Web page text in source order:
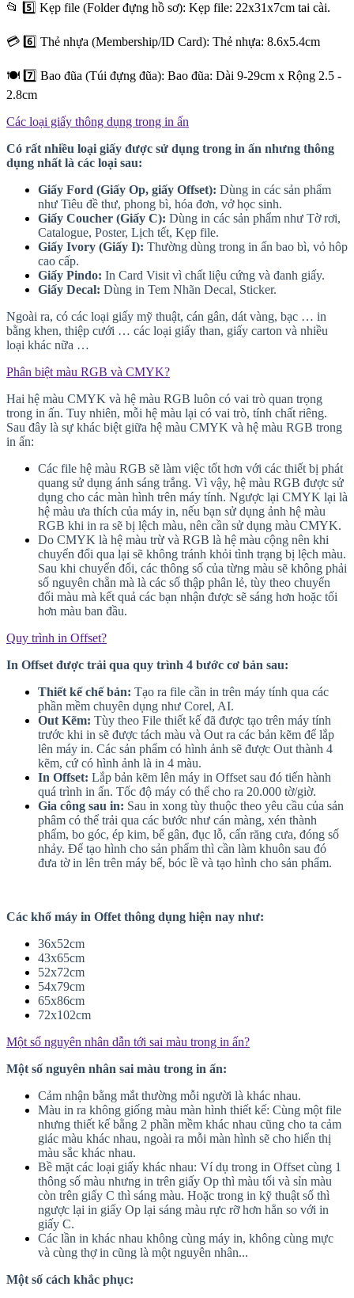
📂 5️⃣ Kẹp file (Folder đựng hồ sơ): Kẹp file: 22x31x7cm tai cài.
💳 6️⃣ Thẻ nhựa (Membership/ID Card): Thẻ nhựa: 8.6x5.4cm
🍽️ 7️⃣ Bao đũa (Túi đựng đũa): Bao đũa: Dài 9-29cm x Rộng 2.5 -
2.8cm
Các loại giấy thông dụng trong in ấn
Có rất nhiều loại giấy được sử dụng trong in ấn nhưng thông
dụng nhất là các loại sau:
Giấy Ford (Giấy Op, giấy Offset): Dùng in các sản phẩm
như Tiêu đề thư, phong bì, hóa đơn, vở học sinh.
Giấy Coucher (Giấy C): Dùng in các sản phẩm như Tờ rơi,
Catalogue, Poster, Lịch tết, Kẹp file.
Giấy Ivory (Giấy I): Thường dùng trong in ấn bao bì, vỏ hôp
cao cấp.
Giấy Pindo: In Card Visit vì chất liệu cứng và đanh giấy.
Giấy Decal: Dùng in Tem Nhãn Decal, Sticker.
Ngoài ra, có các loại giấy mỹ thuật, cán gân, dát vàng, bạc … in
bằng khen, thiệp cưới … các loại giấy than, giấy carton và nhiều
loại khác nữa …
Phân biệt màu RGB và CMYK?
Hai hệ màu CMYK và hệ màu RGB luôn có vai trò quan trọng
trong in ấn. Tuy nhiên, mỗi hệ màu lại có vai trò, tính chất riêng.
Sau đây là sự khác biệt giữa hệ màu CMYK và hệ màu RGB trong
in ấn:
Các file hệ màu RGB sẽ làm việc tốt hơn với các thiết bị phát
quang sử dụng ánh sáng trắng. Vì vậy, hệ màu RGB được sử
dụng cho các màn hình trên máy tính. Ngược lại CMYK lại là
hệ màu ưa thích của máy in, nếu bạn sử dụng ảnh hệ màu
RGB khi in ra sẽ bị lệch màu, nên cần sử dụng màu CMYK.
Do CMYK là hệ màu trừ và RGB là hệ màu cộng nên khi
chuyển đổi qua lại sẽ không tránh khỏi tình trạng bị lệch màu.
Sau khi chuyển đổi, các thông số của từng màu sẽ không phải
số nguyên chẵn mà là các số thập phân lẻ, tùy theo chuyển
đổi màu mà kết quả các bạn nhận được sẽ sáng hơn hoặc tối
hơn màu ban đầu.
Quy trình in Offset?
In Offset được trải qua quy trình 4 bước cơ bản sau:
Thiết kế chế bản: Tạo ra file cần in trên máy tính qua các
phần mềm chuyên dụng như Corel, AI.
Out Kẽm: Tùy theo File thiết kế đã được tạo trên máy tính
trước khi in sẽ được tách màu và Out ra các bản kẽm để lắp
lên máy in. Các sản phẩm có hình ảnh sẽ được Out thành 4
kẽm, cứ có hình ảnh là in 4 màu.
In Offset: Lắp bản kẽm lên máy in Offset sau đó tiến hành
quá trình in ấn. Tốc độ máy có thể cho ra 20.000 tờ/giờ.
Gia công sau in: Sau in xong tùy thuộc theo yêu cầu của sản
phâm có thể trải qua các bước như cán màng, xén thành
phẩm, bo góc, ép kim, bế gân, đục lỗ, cấn răng cưa, đóng số
nhảy. Để tạo hình cho sản phẩm thì cần làm khuôn sau đó
đưa tờ in lên trên máy bế, bóc lề và tạo hình cho sản phẩm.
Các khổ máy in Offet thông dụng hiện nay như:
36x52cm
43x65cm
52x72cm
54x79cm
65x86cm
72x102cm
Một số nguyên nhân dẫn tới sai màu trong in ấn?
Một số nguyên nhân sai màu trong in ấn:
Cảm nhận bằng mắt thường mỗi người là khác nhau.
Màu in ra không giống màu màn hình thiết kế: Cùng một file
nhưng thiết kế bằng 2 phần mềm khác nhau cũng cho ta cảm
giác màu khác nhau, ngoài ra mỗi màn hình sẽ cho hiển thị
màu sắc khác nhau.
Bề mặt các loại giấy khác nhau: Ví dụ trong in Offset cùng 1
thông số màu nhưng in trên giấy Op thì màu tối và sỉn màu
còn trên giấy C thì sáng màu. Hoặc trong in kỹ thuật số thì
ngược lại in giấy Op lại sáng màu rực rỡ hơn hẳn so với in
giấy C.
Các lần in khác nhau không cùng máy in, không cùng mực
và cùng thợ in cũng là một nguyên nhân...
Một số cách khắc phục: